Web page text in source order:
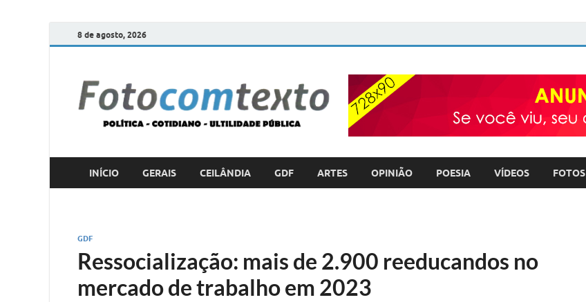
8 de agosto, 2026
FOTO com TEXTO
POLÍTICA – COTIDIANO – ULTILIDADE PÚBLICA
INÍCIO GERAIS CEILÂNDIA GDF ARTES OPINIÃO POESIA VÍDEOS FOTOS
GDF
Ressocialização: mais de 2.900 reeducandos no
mercado de trabalho em 2023